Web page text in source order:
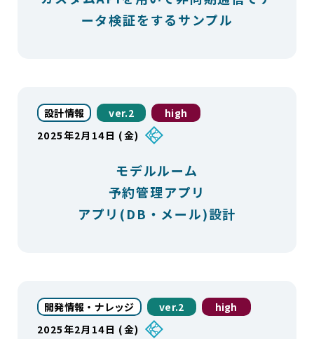
ータ検証をするサンプル
設計情報 ver.2
high
2025年2月14日 (金)
モデルルーム
予約管理アプリ
アプリ(DB・メール)設計
開発情報・ナレッジ ver.2
high
2025年2月14日 (金)